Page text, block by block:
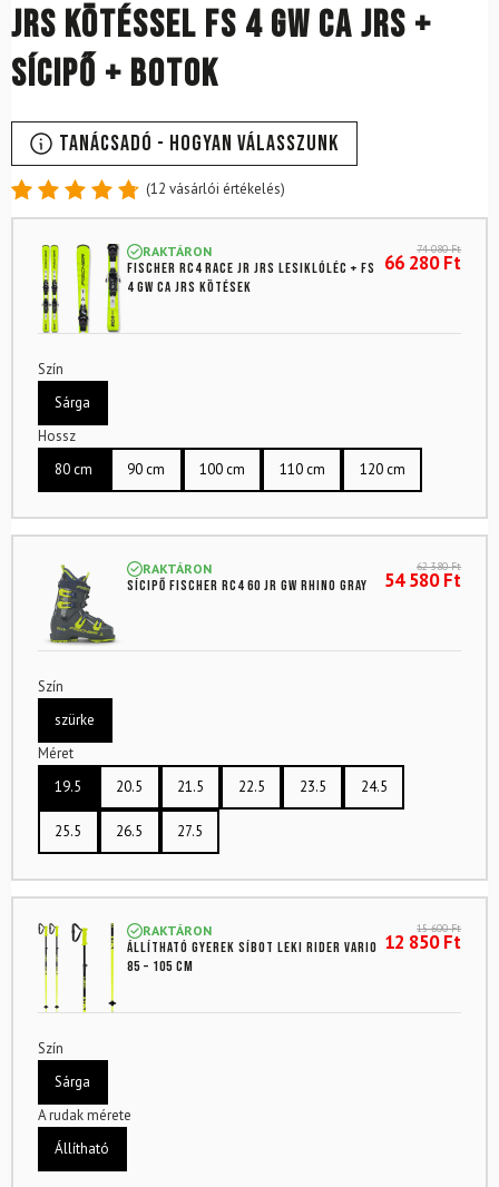
JRS kötéssel FS 4 GW CA JRS +
sícipő + botok
Tanácsadó - Hogyan válasszunk
Értékelés
az
5-ből,
12
értékelés
alapján
(12 vásárlói értékelés)
RAKTÁRON
FISCHER RC4 RACE JR JRS lesiklóléc + FS
4 GW CA JRS kötések
74 080Ft
66 280Ft
Szín
Sárga
Hossz
80 cm
90 cm 100 cm 110 cm 120 cm
RAKTÁRON
Sícipő FISCHER RC4 60 Jr GW Rhino Gray
62 380Ft
54 580Ft
Szín
szürke
Méret
19.5
20.5 21.5 22.5 23.5 24.5
25.5 26.5 27.5
RAKTÁRON
Állítható gyerek síbot LEKI Rider Vario
85 – 105 cm
15 600Ft
12 850Ft
Szín
Sárga
A rudak mérete
Állítható